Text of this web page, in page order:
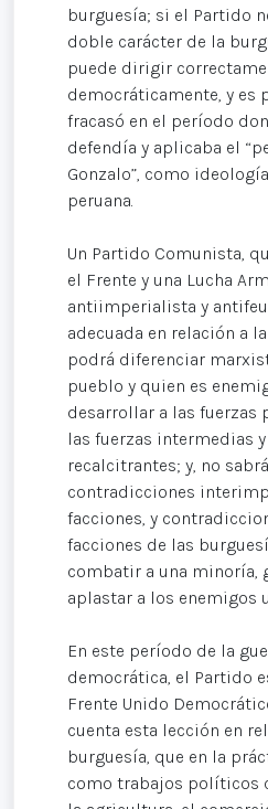
burguesía; si el Partido
doble carácter de la
puede dirigir
democráticamente, y es
fracasó en el período
defendía y aplicaba el
Gonzalo”, como
peruana.
Un Partido Comunista,
el Frente y una Lucha
antiimperialista y
adecuada en relación a
podrá diferenciar
pueblo y quien es
desarrollar a las fuerzas
las fuerzas intermedias
recalcitrantes; y, no
contradicciones
facciones, y
facciones de las
combatir a una minoría,
aplastar a los enemigos
En este período de la
democrática, el Partido
Frente Unido
cuenta esta lección en
burguesía, que en la
como trabajos políticos